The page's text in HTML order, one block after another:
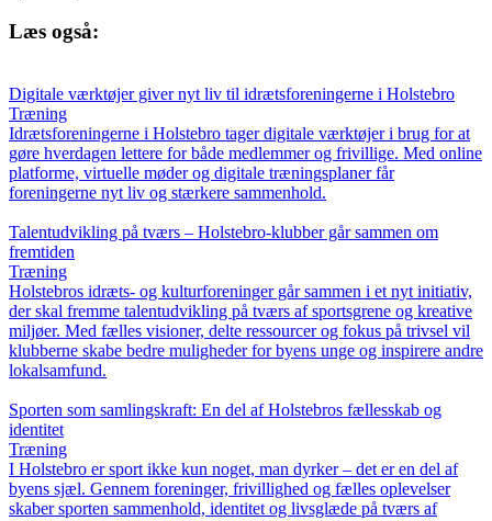
Læs også:
Digitale værktøjer giver nyt liv til idrætsforeningerne i Holstebro
Træning
Idrætsforeningerne i Holstebro tager digitale værktøjer i brug for at
gøre hverdagen lettere for både medlemmer og frivillige. Med online
platforme, virtuelle møder og digitale træningsplaner får
foreningerne nyt liv og stærkere sammenhold.
Talentudvikling på tværs – Holstebro-klubber går sammen om
fremtiden
Træning
Holstebros idræts- og kulturforeninger går sammen i et nyt initiativ,
der skal fremme talentudvikling på tværs af sportsgrene og kreative
miljøer. Med fælles visioner, delte ressourcer og fokus på trivsel vil
klubberne skabe bedre muligheder for byens unge og inspirere andre
lokalsamfund.
Sporten som samlingskraft: En del af Holstebros fællesskab og
identitet
Træning
I Holstebro er sport ikke kun noget, man dyrker – det er en del af
byens sjæl. Gennem foreninger, frivillighed og fælles oplevelser
skaber sporten sammenhold, identitet og livsglæde på tværs af